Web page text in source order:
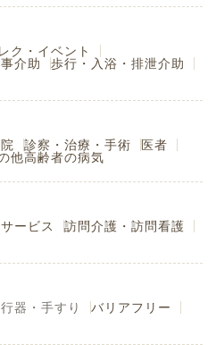
レク・イベント
介助
歩行・入浴・排泄介助
診察・治療・手術
医者
他高齢者の病気
ービス
訪問介護・訪問看護
器・手すり
バリアフリー